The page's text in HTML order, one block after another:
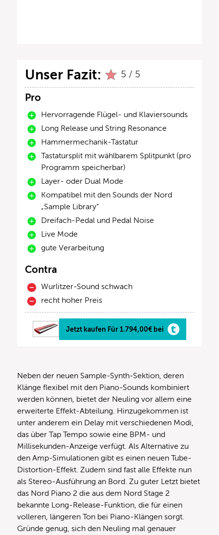
Unser Fazit: 5 / 5
Pro
Hervorragende Flügel- und Klaviersounds
Long Release und String Resonance
Hammermechanik-Tastatur
Tastatursplit mit wählbarem Splitpunkt (pro
Programm speicherbar)
Layer- oder Dual Mode
Kompatibel mit den Sounds der Nord
„Sample Library“
Dreifach-Pedal und Pedal Noise
Live Mode
gute Verarbeitung
Contra
Wurlitzer-Sound schwach
recht hoher Preis
Jetzt kaufen Für 1.794,00€ bei
Neben der neuen Sample-Synth-Sektion, deren
Klänge flexibel mit den Piano-Sounds kombiniert
werden können, bietet der Neuling vor allem eine
erweiterte Effekt-Abteilung. Hinzugekommen ist
unter anderem ein Delay mit verschiedenen Modi,
das über Tap Tempo sowie eine BPM- und
Millisekunden-Anzeige verfügt. Als Alternative zu
den Amp-Simulationen gibt es einen neuen Tube-
Distortion-Effekt. Zudem sind fast alle Effekte nun
als Stereo-Ausführung an Bord. Zu guter Letzt bietet
das Nord Piano 2 die aus dem Nord Stage 2
bekannte Long-Release-Funktion, die für einen
volleren, längeren Ton bei Piano-Klängen sorgt.
Gründe genug, sich den Neuling mal genauer